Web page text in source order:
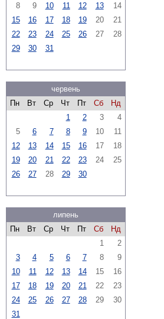
8
9 10 11 12 13
14
15
16 17 18 19 20
21
22
23 24 25 26 27
28
29
30 31
червень
Пн
Вт Ср Чт Пт Сб
Нд
1
2 3
4
5
6 7 8 9 10
11
12
13 14 15 16 17
18
19
20 21 22 23 24
25
26
27 28 29 30
липень
Пн
Вт Ср Чт Пт Сб
Нд
1
2
3
4 5 6 7 8
9
10
11 12 13 14 15
16
17
18 19 20 21 22
23
24
25 26 27 28 29
30
31